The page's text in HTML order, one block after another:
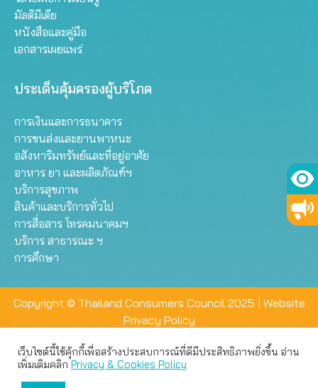
มัลติมีเดีย
หนังสือและคู่มือ
เอกสารเผยแพร่
ประเด็นคุ้มครองผู้บริโภค
การเงินและการธนาคาร
การขนส่งและยานพาหนะ
อสังหาริมทรัพย์และที่อยู่อาศัย
อาหาร ยา และผลิตภัณฑ์ฯ
บริการสุขภาพ
สินค้าและบริการทั่วไป
การสื่อสาร โทรคมนาคมฯ
บริการ สาธารณะ ฯ
การศึกษา
Copyright © Thailand Consumers Council 2025 | Website
Privacy Policy
เว็บไซต์นี้ใช้คุ้กกี้เพื่อสร้างประสบการณ์ที่ดีมีประสิทธิภาพยิ่งขึ้น อ่าน
เพิ่มเติมคลิกPrivacy & Cookies Policy
เว็บไซต์นี้ใช้คุกกี้เพื่อมอบประสบการณ์การใช้งานที่ดีให้แก่ท่าน คุณ
สามารถเลือกตั้งค่าความเป็นส่วนตัวได้